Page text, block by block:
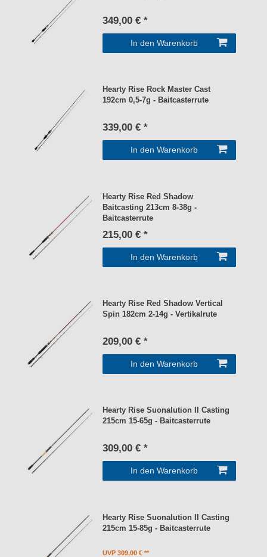
349,00 € *
In den Warenkorb
Hearty Rise Rock Master Cast
192cm 0,5-7g - Baitcasterrute
339,00 € *
In den Warenkorb
Hearty Rise Red Shadow
Baitcasting 213cm 8-38g -
Baitcasterrute
215,00 € *
In den Warenkorb
Hearty Rise Red Shadow Vertical
Spin 182cm 2-14g - Vertikalrute
209,00 € *
In den Warenkorb
Hearty Rise Suonalution II Casting
215cm 15-65g - Baitcasterrute
309,00 € *
In den Warenkorb
Hearty Rise Suonalution II Casting
215cm 15-85g - Baitcasterrute
UVP 309,00 €